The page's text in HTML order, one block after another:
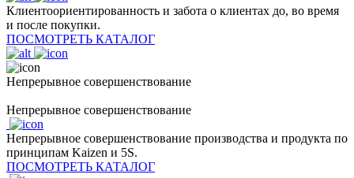
Клиентоориентированность и забота о клиентах до, во время
и после покупки.
ПОСМОТРЕТЬ КАТАЛОГ
Непрерывное совершенствование
Непрерывное совершенствование
Непрерывное совершенствование производства и продукта по
принципам Kaizen и 5S.
ПОСМОТРЕТЬ КАТАЛОГ